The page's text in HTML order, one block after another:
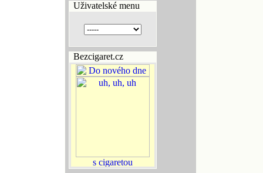
Uživatelské menu
Bezcigaret.cz